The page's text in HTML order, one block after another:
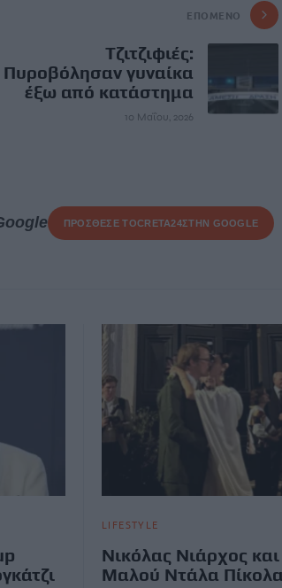
ΕΠΌΜΕΝΟ
Τζιτζιφιές:
Πυροβόλησαν γυναίκα
έξω από κατάστημα
10 Μαΐου, 2026
ΠΡΟΣΘΕΣΕ ΤΟCRETA24ΣΤΗΝ GOOGLE
LIFESTYLE
Νικόλας Νιάρχος και
Μαλού Ντάλα Πίκολα